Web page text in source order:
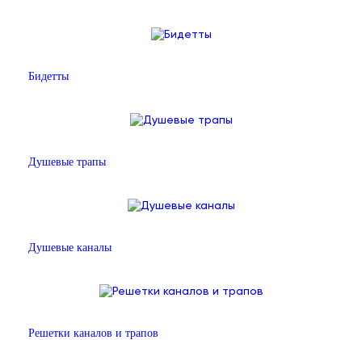
Бидетты
Душевые трапы
Душевые каналы
Решетки каналов и трапов